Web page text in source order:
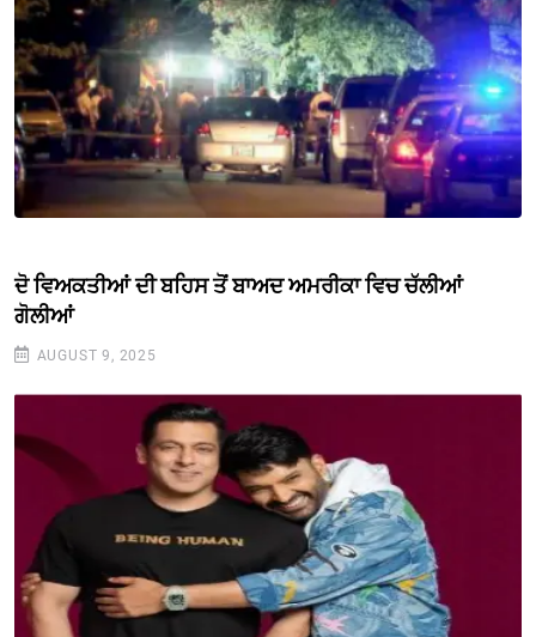
ਦੋ ਵਿਅਕਤੀਆਂ ਦੀ ਬਹਿਸ ਤੋਂ ਬਾਅਦ ਅਮਰੀਕਾ ਵਿਚ ਚੱਲੀਆਂ
ਗੋਲੀਆਂ
AUGUST 9, 2025